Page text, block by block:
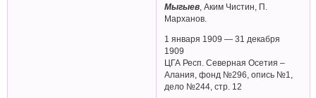
Мыгыев , Аким Чистин, П.
Марханов.
1 января 1909 — 31 декабря
1909
ЦГА Респ. Северная Осетия –
Алания, фонд №296, опись №1,
дело №244, стр. 12